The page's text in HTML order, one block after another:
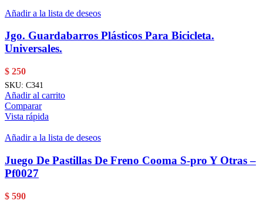
Añadir a la lista de deseos
Jgo. Guardabarros Plásticos Para Bicicleta.
Universales.
$ 250
SKU: C341
Añadir al carrito
Comparar
Vista rápida
Añadir a la lista de deseos
Juego De Pastillas De Freno Cooma S-pro Y Otras –
Pf0027
$ 590